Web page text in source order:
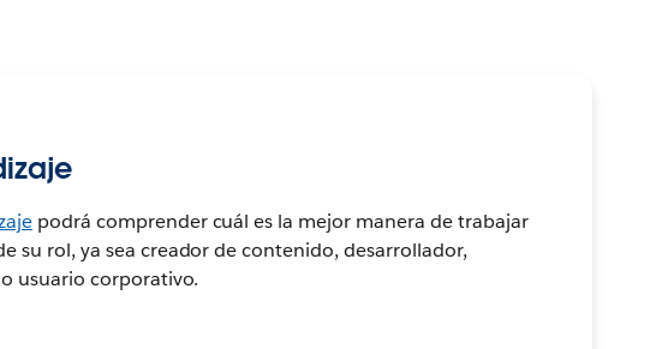
podrá comprender cuál es la mejor manera de trabajar
su rol, ya sea creador de contenido, desarrollador,
usuario corporativo.